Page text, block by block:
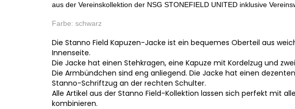
aus der Vereinskollektion der NSG STONEFIELD UNITED inklusive
Farbe: schwarz
Die Stanno Field Kapuzen-Jacke ist ein bequemes Oberteil aus
Innenseite.
Die Jacke hat einen Stehkragen, eine Kapuze mit Kordelzug und
Die Armbündchen sind eng anliegend. Die Jacke hat einen
Stanno-Schriftzug an der rechten Schulter.
Alle Artikel aus der Stanno Field-Kollektion lassen sich perfekt mit
kombinieren.